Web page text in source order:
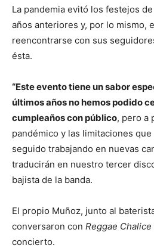
La pandemia evitó los festejos
años anteriores y, por lo mismo,
reencontrarse con sus
ésta.
“Este evento tiene un sabor
últimos años no hemos podido
cumpleaños con público, pero a
pandémico y las limitaciones
seguido trabajando en nuevas
traducirán en nuestro tercer
bajista de la banda.
El propio Muñoz, junto al
conversaron con Reggae Chalice
concierto.